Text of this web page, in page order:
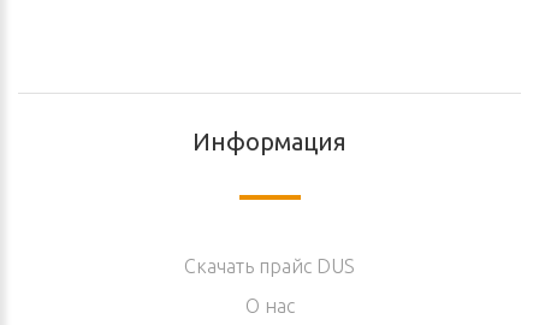
Информация
Скачать прайс DUS
O нас